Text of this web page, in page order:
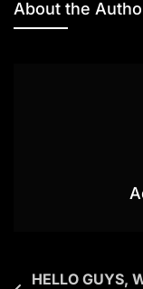
About the
HELLO GUYS,